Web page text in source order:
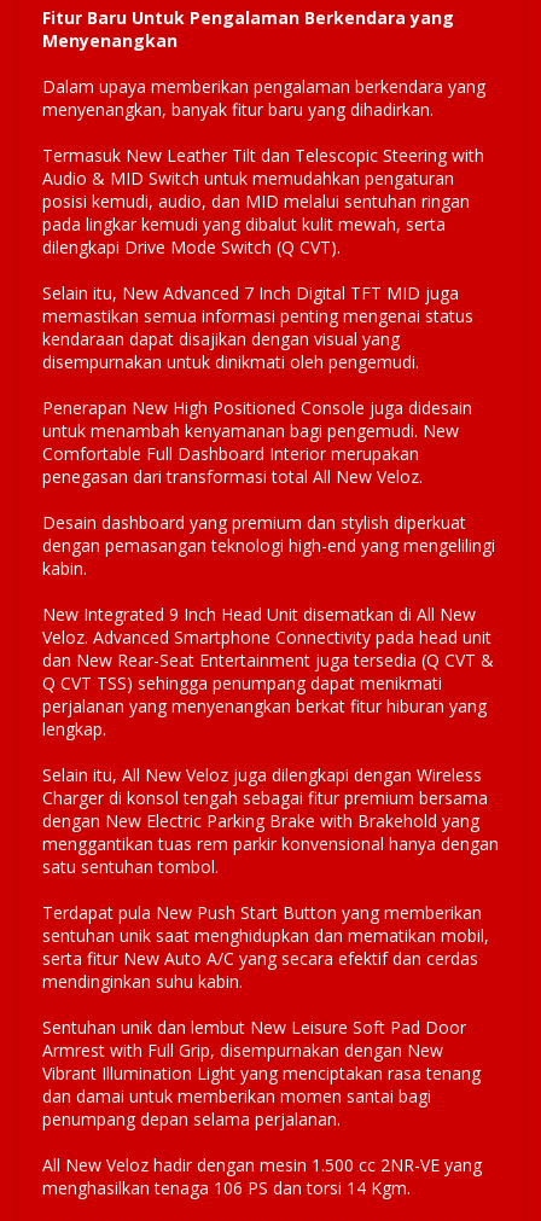
Fitur Baru Untuk Pengalaman Berkendara yang
Menyenangkan
Dalam upaya memberikan pengalaman berkendara yang
menyenangkan, banyak fitur baru yang dihadirkan.
Termasuk New Leather Tilt dan Telescopic Steering with
Audio & MID Switch untuk memudahkan pengaturan
posisi kemudi, audio, dan MID melalui sentuhan ringan
pada lingkar kemudi yang dibalut kulit mewah, serta
dilengkapi Drive Mode Switch (Q CVT).
Selain itu, New Advanced 7 Inch Digital TFT MID juga
memastikan semua informasi penting mengenai status
kendaraan dapat disajikan dengan visual yang
disempurnakan untuk dinikmati oleh pengemudi.
Penerapan New High Positioned Console juga didesain
untuk menambah kenyamanan bagi pengemudi. New
Comfortable Full Dashboard Interior merupakan
penegasan dari transformasi total All New Veloz.
Desain dashboard yang premium dan stylish diperkuat
dengan pemasangan teknologi high-end yang mengelilingi
kabin.
New Integrated 9 Inch Head Unit disematkan di All New
Veloz. Advanced Smartphone Connectivity pada head unit
dan New Rear-Seat Entertainment juga tersedia (Q CVT &
Q CVT TSS) sehingga penumpang dapat menikmati
perjalanan yang menyenangkan berkat fitur hiburan yang
lengkap.
Selain itu, All New Veloz juga dilengkapi dengan Wireless
Charger di konsol tengah sebagai fitur premium bersama
dengan New Electric Parking Brake with Brakehold yang
menggantikan tuas rem parkir konvensional hanya dengan
satu sentuhan tombol.
Terdapat pula New Push Start Button yang memberikan
sentuhan unik saat menghidupkan dan mematikan mobil,
serta fitur New Auto A/C yang secara efektif dan cerdas
mendinginkan suhu kabin.
Sentuhan unik dan lembut New Leisure Soft Pad Door
Armrest with Full Grip, disempurnakan dengan New
Vibrant Illumination Light yang menciptakan rasa tenang
dan damai untuk memberikan momen santai bagi
penumpang depan selama perjalanan.
All New Veloz hadir dengan mesin 1.500 cc 2NR-VE yang
menghasilkan tenaga 106 PS dan torsi 14 Kgm.